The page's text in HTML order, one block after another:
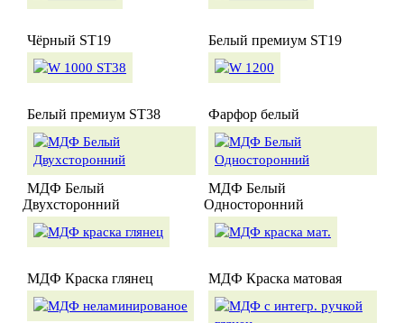
Чёрный ST19 Белый премиум ST19
Белый премиум ST38 Фарфор белый
МДФ Белый
Двухсторонний
МДФ Белый
Односторонний
МДФ Краска глянец МДФ Краска матовая